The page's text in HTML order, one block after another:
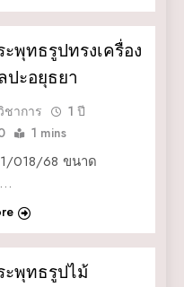
พุทธรูปทรงเครื่อง
ปะอยุธยา
ชาการ
1 ปี
1 mins
018/68 ขนาด
พุทธรูปไม้